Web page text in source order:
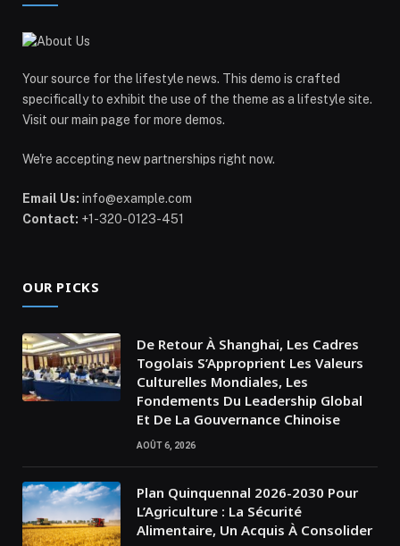
Your source for the lifestyle news. This demo is crafted
specifically to exhibit the use of the theme as a lifestyle site.
Visit our main page for more demos.
We're accepting new partnerships right now.
Email Us: info@example.com
Contact: +1-320-0123-451
OUR PICKS
De Retour À Shanghai, Les Cadres
Togolais S’Approprient Les Valeurs
Culturelles Mondiales, Les
Fondements Du Leadership Global
Et De La Gouvernance Chinoise
AOÛT 6, 2026
Plan Quinquennal 2026-2030 Pour
L’Agriculture : La Sécurité
Alimentaire, Un Acquis À Consolider